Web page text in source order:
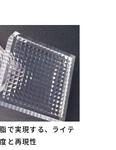
で実現する、ライテ
と再現性